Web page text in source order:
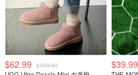
$62.99 $150.00 $39.99